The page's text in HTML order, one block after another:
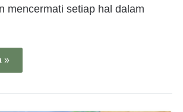
mencermati setiap hal dalam
»